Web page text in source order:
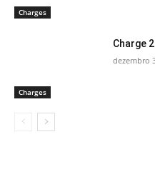
Charges
Charges
Charge
dezembro